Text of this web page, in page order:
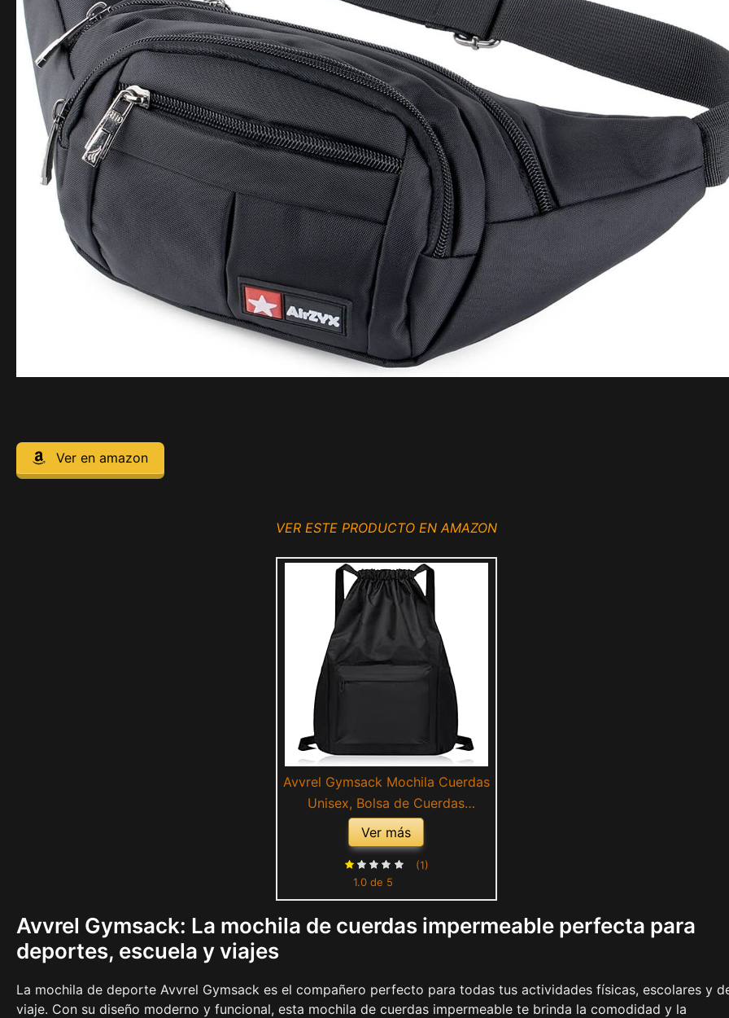
Ver en amazon
VER ESTE PRODUCTO EN AMAZON
Avvrel Gymsack Mochila Cuerdas
Unisex, Bolsa de Cuerdas
Deportiva, Mochila de Gimnasio
Impermeable Gym Sack para
Escuela Natación Viajes Niños
Niñas Mujeres Hombres (Negro)
Ver más
1.0 de 5
(1)
Avvrel Gymsack: La mochila de cuerdas impermeable perfecta para
deportes, escuela y viajes
La mochila de deporte Avvrel Gymsack es el compañero perfecto para todas tus actividades físicas, escolares y
viaje. Con su diseño moderno y funcional, esta mochila de cuerdas impermeable te brinda la comodidad y la